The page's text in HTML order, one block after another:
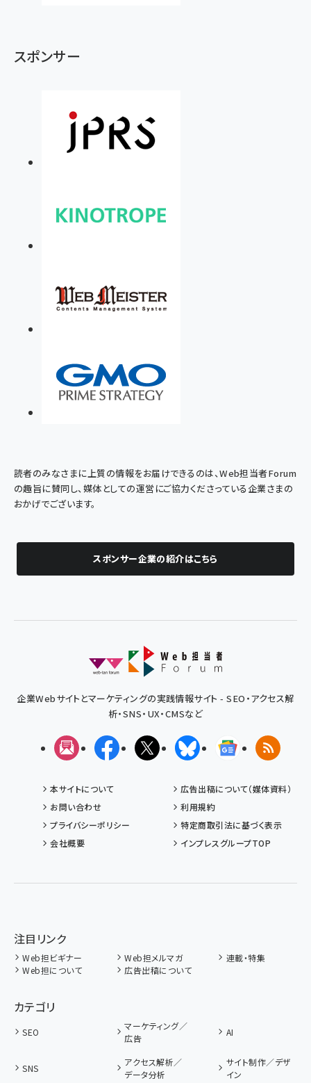
スポンサー
読者のみなさまに上質の情報をお届けできるのは、Web担当者Forum
の趣旨に賛同し、媒体としての運営にご協力くださっている企業さまの
おかげでございます。
スポンサー企業の紹介はこちら
企業Webサイトとマーケティングの実践情報サイト - SEO・アクセス解
析・SNS・UX・CMSなど
メルマガFacebookX(エックス)BlueskyGoogleニュ
RSS
本サイトについて
広告出稿について（媒体資料）
お問い合わせ
利用規約
プライバシーポリシー
特定商取引法に基づく表示
会社概要
インプレスグループTOP
注目リンク
Web担ビギナー Web担メルマガ
連載・特集
Web担について
広告出稿について
カテゴリ
SEO
マーケティング／
広告
AI
SNS
アクセス解析／
データ分析
サイト制作／デザ
イン